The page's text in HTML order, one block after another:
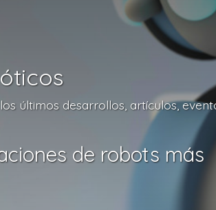
últimos desarrollos, artículos,
de robots más